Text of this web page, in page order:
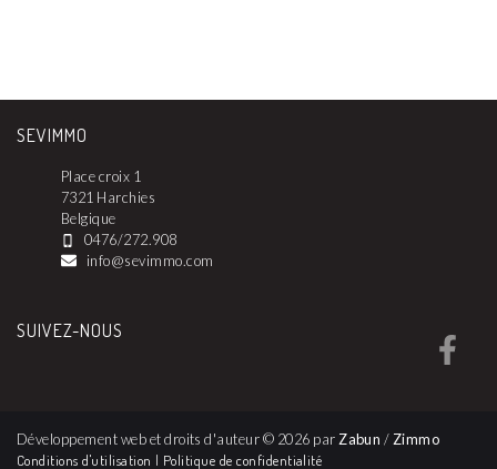
SEVIMMO
Place croix 1
7321 Harchies
Belgique
0476/272.908
info@sevimmo.com
SUIVEZ-NOUS
Développement web et droits d'auteur © 2026 parZabun /Zimmo
Conditions d'utilisation | Politique de confidentialité